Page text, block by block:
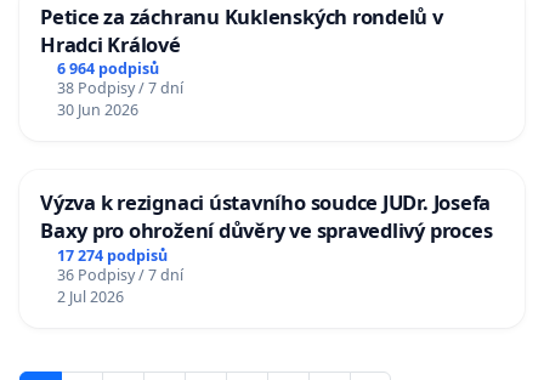
Petice za záchranu Kuklenských rondelů v
Hradci Králové
6 964 podpisů
38 Podpisy / 7 dní
30 Jun 2026
Výzva k rezignaci ústavního soudce JUDr. Josefa
Baxy pro ohrožení důvěry ve spravedlivý proces
17 274 podpisů
36 Podpisy / 7 dní
2 Jul 2026